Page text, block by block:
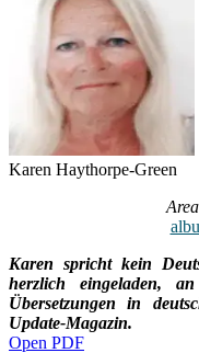
Karen Haythorpe-Green
Karen spricht kein
herzlich eingeladen,
Übersetzungen in
Update-Magazin.
Open PDF